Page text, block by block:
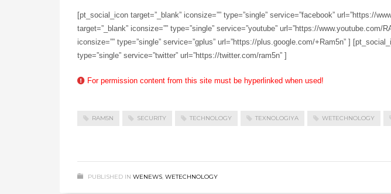
[pt_social_icon target=”_blank” iconsize=”” type=”single” service=”facebook” url=”https://
target=”_blank” iconsize=”” type=”single” service=”youtube” url=”https://www.youtube.com/
iconsize=”” type=”single” service=”gplus” url=”https://plus.google.com/+Ram5n” ]
type=”single” service=”twitter” url=”https://twitter.com/ram5n” ]
For permission content from this site must be hyperlinked when used!
RAM5N SECURITY TECHNOLOGY TEXNOLOGIYA WETECHNOLOGY
PUBLISHED IN WENEWS, WETECHNOLOGY